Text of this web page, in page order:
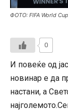
ФОТО: FIFA World
0
И повеќе од
новинар е да
настани, а